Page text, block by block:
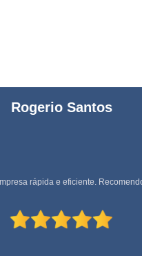
manutenção
Serviços de
montagem
Recomendo!